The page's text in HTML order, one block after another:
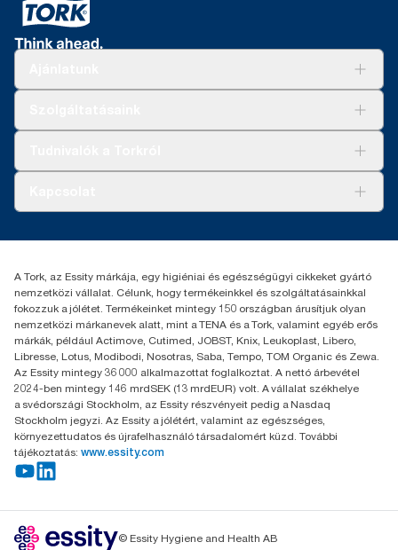
+36 1 392 2176
H-1021 Budapest
Budakeszi út 51.
A Tork, az Essity márkája, egy higiéniai és egészségügyi cikkeket gyártó
nemzetközi vállalat. Célunk, hogy termékeinkkel és szolgáltatásainkkal
fokozzuk a jólétet. Termékeinket mintegy 150 országban árusítjuk olyan
nemzetközi márkanevek alatt, mint a TENA és a Tork, valamint egyéb erős
márkák, például Actimove, Cutimed, JOBST, Knix, Leukoplast, Libero,
Libresse, Lotus, Modibodi, Nosotras, Saba, Tempo, TOM Organic és Zewa.
Az Essity mintegy 36 000 alkalmazottat foglalkoztat. A nettó árbevétel
2024-ben mintegy 146 mrdSEK (13 mrdEUR) volt. A vállalat székhelye
a svédországi Stockholm, az Essity részvényeit pedig a Nasdaq
Stockholm jegyzi. Az Essity a jólétért, valamint az egészséges,
környezettudatos és újrafelhasználó társadalomért küzd. További
tájékoztatás: www.essity.com
© Essity Hygiene and Health AB